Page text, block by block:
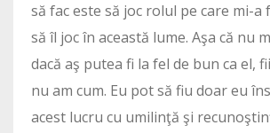
să fac este să joc rolul pe care mi-
să îl joc în această lume. Aşa că nu
dacă aş putea fi la fel de bun ca el,
nu am cum. Eu pot să fiu doar eu
acest lucru cu umilinţă şi